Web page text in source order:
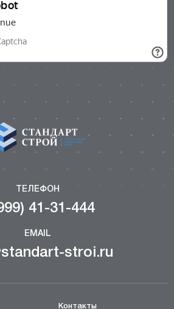
ТЕЛЕФОН
41-31-444
EMAIL
stroi.ru
Контакты